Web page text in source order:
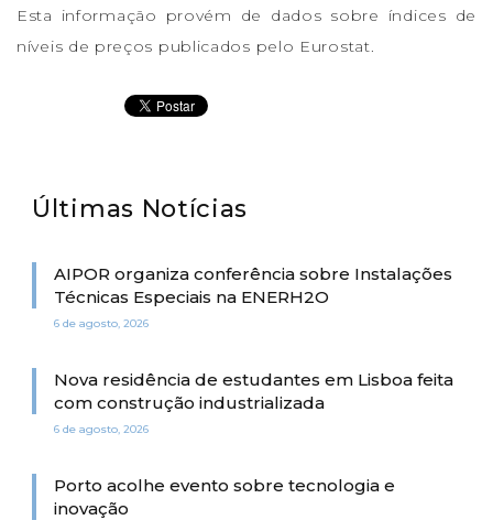
Esta informação provém de dados sobre índices de
níveis de preços publicados pelo Eurostat.
Últimas Notícias
AIPOR organiza conferência sobre Instalações
Técnicas Especiais na ENERH2O
6 de agosto, 2026
Nova residência de estudantes em Lisboa feita
com construção industrializada
6 de agosto, 2026
Porto acolhe evento sobre tecnologia e
inovação